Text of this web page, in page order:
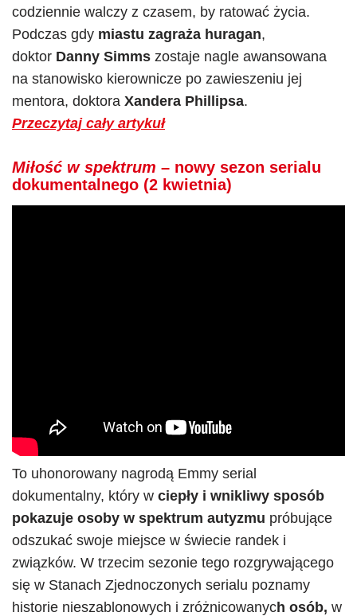
codziennie walczy z czasem, by ratować życia.
Podczas gdy miastu zagraża huragan,
doktor Danny Simms zostaje nagle awansowana
na stanowisko kierownicze po zawieszeniu jej
mentora, doktora Xandera Phillipsa.
Przeczytaj cały artykuł
Miłość w spektrum – nowy sezon serialu
dokumentalnego (2 kwietnia)
To uhonorowany nagrodą Emmy serial
dokumentalny, który w ciepły i wnikliwy sposób
pokazuje osoby w spektrum autyzmu próbujące
odszukać swoje miejsce w świecie randek i
związków. W trzecim sezonie tego rozgrywającego
się w Stanach Zjednoczonych serialu poznamy
historie nieszablonowych i zróżnicowanych osób, w